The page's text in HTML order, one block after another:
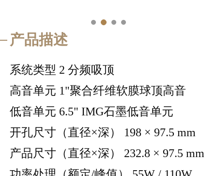
产品描述
系统类型 2 分频吸顶
高音单元 1"聚合纤维软膜球顶高音
低音单元 6.5" IMG石墨低音单元
开孔尺寸（直径×深） 198 × 97.5 mm
产品尺寸（直径×深） 232.8 × 97.5 mm